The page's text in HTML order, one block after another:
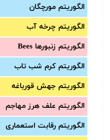
الگوریتم مورچگان
الگوریتم چرخه آب
الگوریتم زنبورها Bees
الگوریتم کرم شب تاب
الگوریتم جهش قورباغه
الگوریتم علف هرز مهاجم
الگوریتم رقابت استعماری